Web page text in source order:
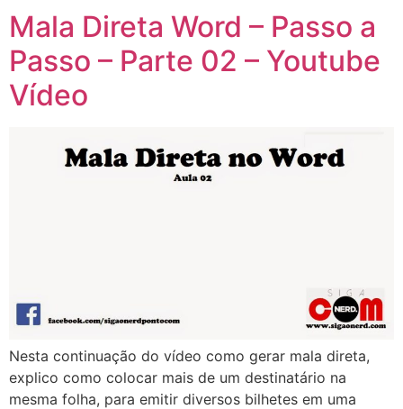
Mala Direta Word – Passo a
Passo – Parte 02 – Youtube
Vídeo
Nesta continuação do vídeo como gerar mala direta,
explico como colocar mais de um destinatário na
mesma folha, para emitir diversos bilhetes em uma